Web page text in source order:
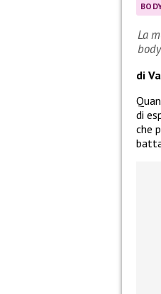
La
di
di
che